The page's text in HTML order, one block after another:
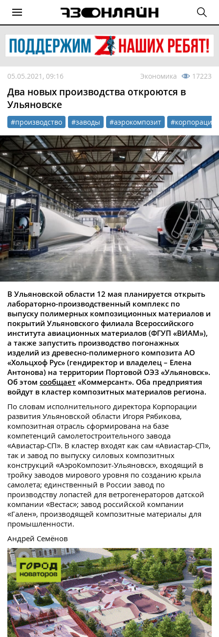
05.05.2021, 09:16 Экономика 17223
Два новых производства откроются в
Ульяновске
#производство #заводы #аэрокомпозит #корпорация
В Ульяновской области 12 мая планируется открыть
лабораторно-производственный комплекс по
выпуску полимерных композиционных материалов и
покрытий Ульяновского филиала Всероссийского
института авиационных материалов (ФГУП «ВИАМ»),
а также запустить производство погонажных
изделий из древесно-полимерного композита АО
«Хольцхоф Рус» (гендиректор и владелец – Елена
Антонова) на территории Портовой ОЭЗ «Ульяновск».
Об этом сообщает «Коммерсант». Оба предприятия
войдут в кластер композитных материалов региона.
По словам исполнительного директора Корпорации
развития Ульяновской области Игоря Рябикова,
композитная отрасль сформирована на базе
компетенций самолетостроительного завода
«Авиастар-СП». В кластер входят как сам «Авиастар-СП»,
так и завод по выпуску силовых композитных
конструкций «АэроКомпозит-Ульяновск», входящий в
тройку заводов мирового уровня по созданию крыла
самолета; единственный в России завод по
производству лопастей для ветрогенераторов датской
компании «Вестас»; завод российской компании
«Гален», производящей композитные материалы для
промышленности.
Андрей Семёнов